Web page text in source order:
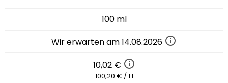
100 ml
Wir erwarten am 14.08.2026
10,02 €
100,20 € / 1 l